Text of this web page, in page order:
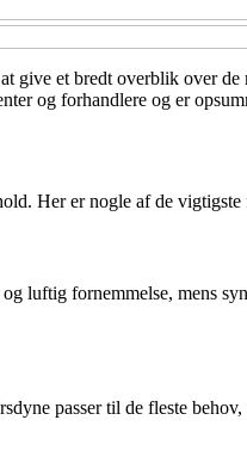
et bredt overblik over
og forhandlere og er
Her er nogle af de vigtigste
luftig fornemmelse, mens
passer til de fleste